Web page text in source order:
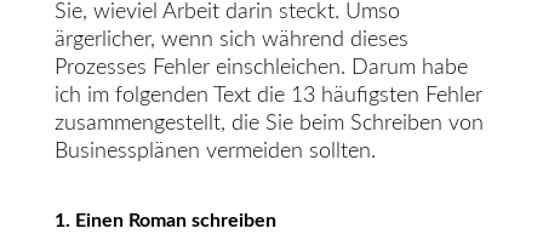
Sie, wieviel Arbeit darin steckt. Umso
ärgerlicher, wenn sich während dieses
Prozesses Fehler einschleichen. Darum habe
ich im folgenden Text die 13 häufigsten Fehler
zusammengestellt, die Sie beim Schreiben von
Businessplänen vermeiden sollten.
1. Einen Roman schreiben